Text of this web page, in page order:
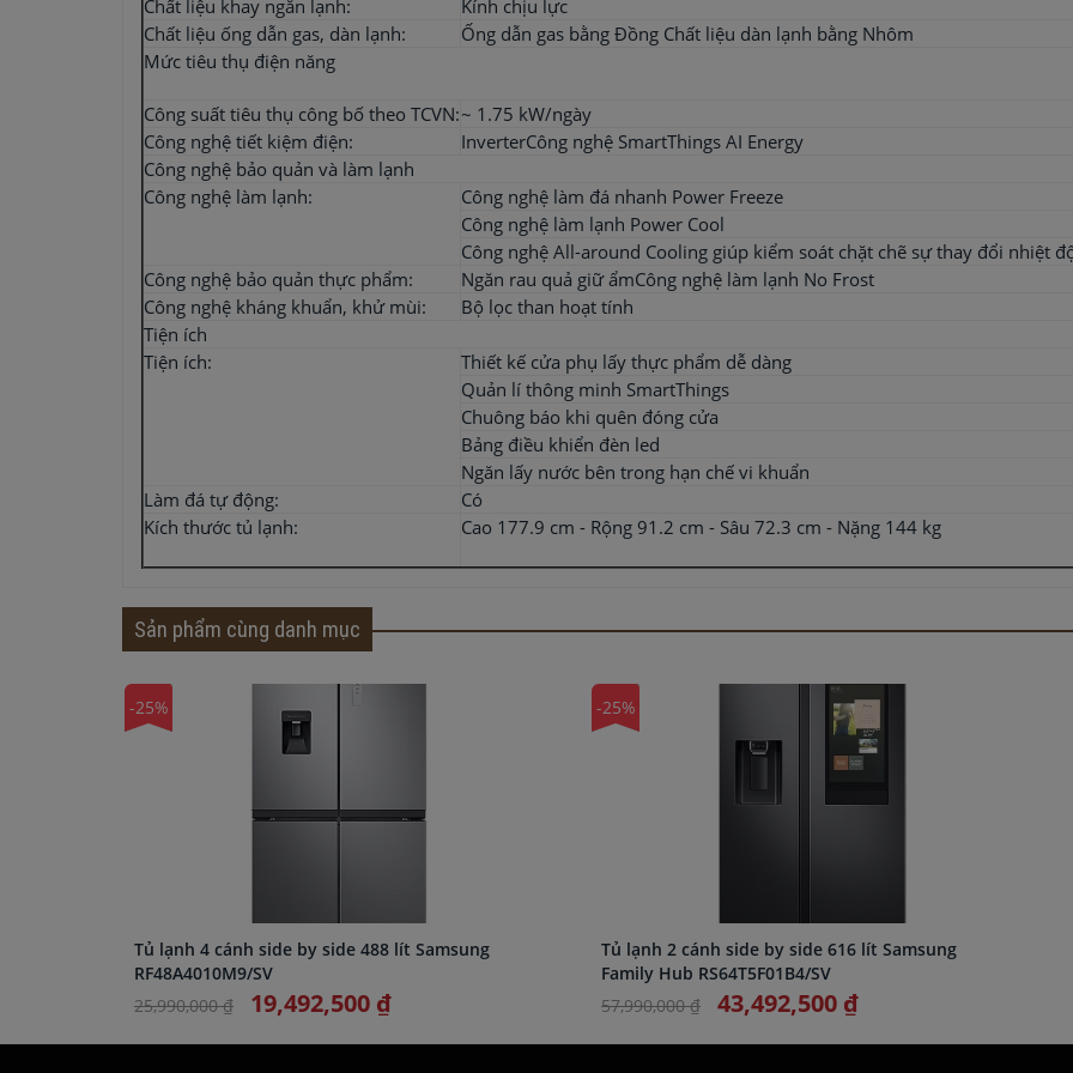
Chất liệu khay ngăn lạnh:
Kính chịu lực
Chất liệu ống dẫn gas, dàn lạnh:
Ống dẫn gas bằng Đồng Chất liệu dàn lạnh bằng Nhôm
Mức tiêu thụ điện năng
Công suất tiêu thụ công bố theo TCVN:~ 1.75 kW/ngày
Công nghệ tiết kiệm điện:
InverterCông nghệ SmartThings AI Energy
Công nghệ bảo quản và làm lạnh
Công nghệ làm lạnh:
Công nghệ làm đá nhanh Power Freeze
Công nghệ làm lạnh Power Cool
Công nghệ All-around Cooling giúp kiểm soát chặt chẽ sự thay đổi nhiệt
Công nghệ bảo quản thực phẩm:
Ngăn rau quả giữ ẩmCông nghệ làm lạnh No Frost
Công nghệ kháng khuẩn, khử mùi:
Bộ lọc than hoạt tính
Tiện ích
Tiện ích:
Thiết kế cửa phụ lấy thực phẩm dễ dàng
Quản lí thông minh SmartThings
Chuông báo khi quên đóng cửa
Bảng điều khiển đèn led
Ngăn lấy nước bên trong hạn chế vi khuẩn
Làm đá tự động:
Có
Kích thước tủ lạnh:
Cao 177.9 cm - Rộng 91.2 cm - Sâu 72.3 cm - Nặng 144 kg
Sản phẩm cùng danh mục
-25%
Tủ lạnh 4 cánh side by side 488 lít Samsung
RF48A4010M9/SV
25,990,000 ₫
19,492,500 ₫
-25%
Tủ lạnh 2 cánh side by side 616 lít Samsung
Family Hub RS64T5F01B4/SV
57,990,000 ₫
43,492,500 ₫